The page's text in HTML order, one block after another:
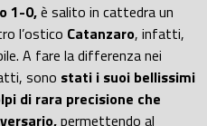
1-0,è salito in cattedra un
l’ostico Catanzaro, infatti,
A fare la differenza nei
sono stati i suoi bellissimi
di rara precisione che
permettendo al